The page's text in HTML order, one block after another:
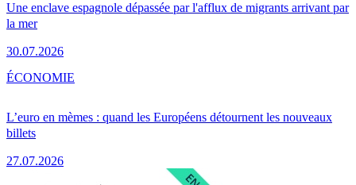
Une enclave espagnole dépassée par l'afflux de migrants arrivant par
la mer
30.07.2026
L’euro en mèmes : quand les Européens détournent les nouveaux
billets
27.07.2026
ÉCONOMIE